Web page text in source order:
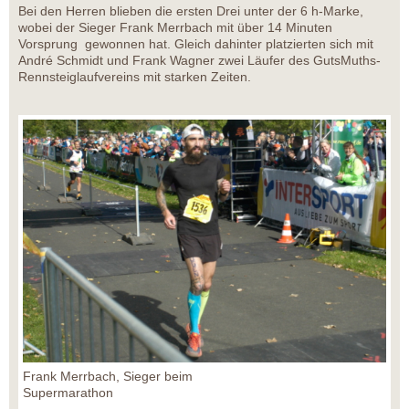
Bei den Herren blieben die ersten Drei unter der 6 h-Marke,
wobei der Sieger Frank Merrbach mit über 14 Minuten
Vorsprung gewonnen hat. Gleich dahinter platzierten sich mit
André Schmidt und Frank Wagner zwei Läufer des GutsMuths-
Rennsteiglaufvereins mit starken Zeiten.
Frank Merrbach, Sieger beim
Supermarathon